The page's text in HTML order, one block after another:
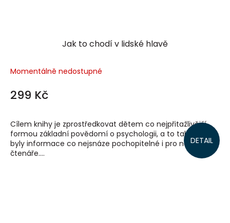
Jak to chodí v lidské hlavě
Momentálně nedostupné
299 Kč
DETAIL
Cílem knihy je zprostředkovat dětem co nejpřitažlivější
formou základní povědomí o psychologii, a to tak, aby
byly informace co nejsnáze pochopitelné i pro nejmladší
čtenáře....